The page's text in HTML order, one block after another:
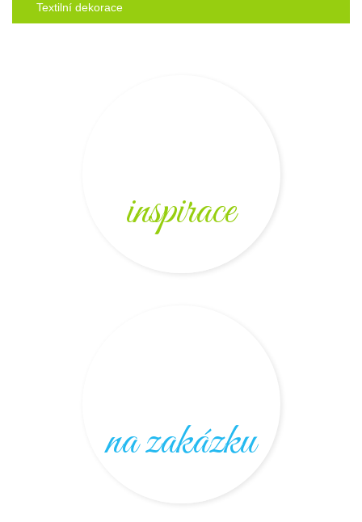
Textilní dekorace
inspirace
na zakázku